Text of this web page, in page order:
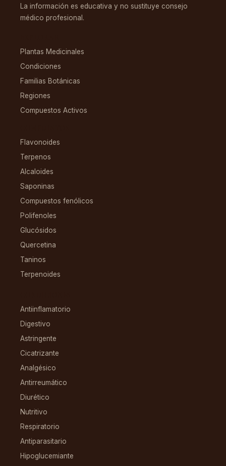
La información es educativa y no sustituye consejo
médico profesional.
Plantas Medicinales
Condiciones
Familias Botánicas
Regiones
Compuestos Activos
Flavonoides
Terpenos
Alcaloides
Saponinas
Compuestos fenólicos
Polifenoles
Glucósidos
Quercetina
Taninos
Terpenoides
Antiinflamatorio
Digestivo
Astringente
Cicatrizante
Analgésico
Antirreumático
Diurético
Nutritivo
Respiratorio
Antiparasitario
Hipoglucemiante